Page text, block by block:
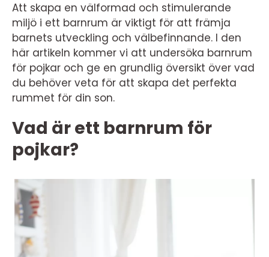
Att skapa en välformad och stimulerande
miljö i ett barnrum är viktigt för att främja
barnets utveckling och välbefinnande. I den
här artikeln kommer vi att undersöka barnrum
för pojkar och ge en grundlig översikt över vad
du behöver veta för att skapa det perfekta
rummet för din son.
Vad är ett barnrum för
pojkar?